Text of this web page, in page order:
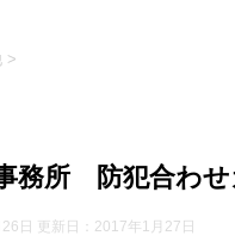
>
務所 防犯合わせ
日 更新日： 2017年1月27日